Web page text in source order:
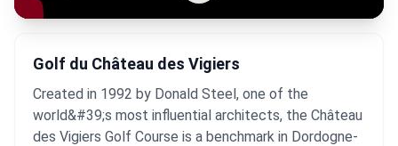
Golf du Château des Vigiers
Created in 1992 by Donald Steel, one of the
world&#39;s most influential architects, the Château
des Vigiers Golf Course is a benchmark in Dordogne-